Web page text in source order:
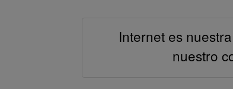
Internet es
nuestro